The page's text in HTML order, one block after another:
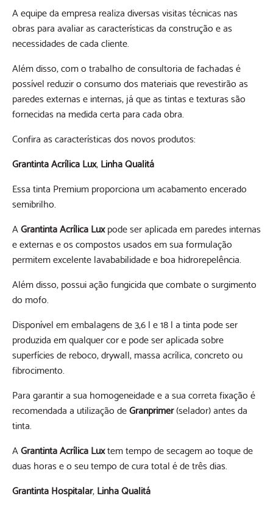
A equipe da empresa realiza diversas visitas técnicas nas
obras para avaliar as características da construção e as
necessidades de cada cliente.
Além disso, com o trabalho de consultoria de fachadas é
possível reduzir o consumo dos materiais que revestirão as
paredes externas e internas, já que as tintas e texturas são
fornecidas na medida certa para cada obra.
Confira as características dos novos produtos:
Grantinta Acrílica Lux,Linha Qualitá
Essa tinta Premium proporciona um acabamento encerado
semibrilho.
AGrantinta Acrílica Luxpode ser aplicada em paredes internas
e externas e os compostos usados em sua formulação
permitem excelente lavababilidade e boa hidrorepelência.
Além disso, possui ação fungicida que combate o surgimento
do mofo.
Disponível em embalagens de 3,6 l e 18 l a tinta pode ser
produzida em qualquer cor e pode ser aplicada sobre
superfícies de reboco, drywall, massa acrílica, concreto ou
fibrocimento.
Para garantir a sua homogeneidade e a sua correta fixação é
recomendada a utilização deGranprimer(selador) antes da
tinta.
AGrantinta Acrílica Luxtem tempo de secagem ao toque de
duas horas e o seu tempo de cura total é de três dias.
Grantinta Hospitalar,Linha Qualitá